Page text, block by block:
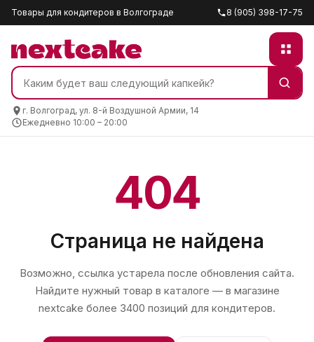
Товары для кондитеров в Волгограде 8 (905) 398-17-75
г. Волгоград, ул. 8-й Воздушной Армии, 14
Ежедневно 10:00 – 20:00
404
Страница не найдена
Возможно, ссылка устарела после обновления сайта.
Найдите нужный товар в каталоге — в магазине
nextcake более 3400 позиций для кондитеров.